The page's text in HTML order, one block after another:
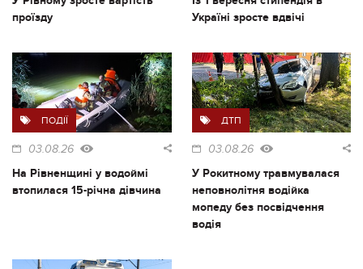
проїзду
Україні зросте вдвічі
ПОДІЇ
03.08.26
На Рівненщині у водоймі
втопилася 15-річна дівчина
ДТП
03.08.26
У Рокитному травмувалася
неповнолітня водійка
мопеду без посвідчення
водія